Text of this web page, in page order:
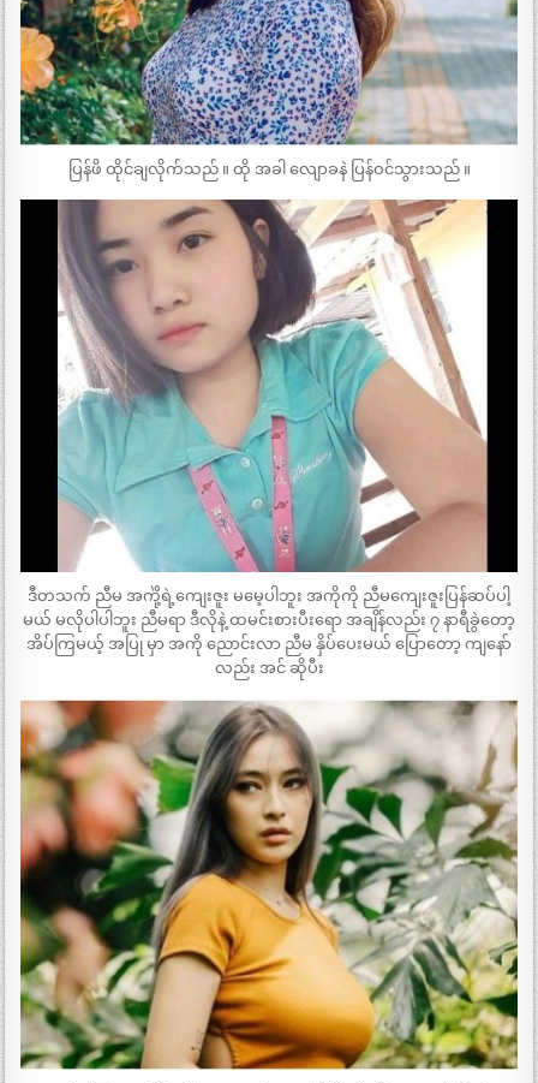
ပြန်ဖိ ထိုင်ချလိုက်သည် ။ ထို အခါ လျောခနဲ ပြန်ဝင်သွားသည် ။
ဒီတသက် ညီမ အကိုဲ့ရဲ့ကျေးဇူး မမေ့ပါဘူး အကိုကို ညီမကျေးဇူးပြန်ဆပ်ပါ့
မယ် မလိုပါပါဘူး ညီမရာ ဒီလိုနဲ့ ထမင်းစားပီးရော အချိန်လည်း ၇ နာရီခွဲတော့
အိပ်ကြမယ့် အပြု မှာ အကို ညောင်းလာ ညီမ နှိပ်ပေးမယ် ပြောတော့ ကျနော်
လည်း အင် ဆိုပီး